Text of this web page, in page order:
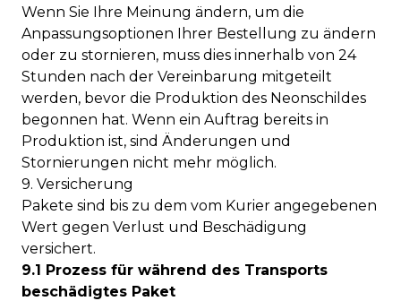
Wenn Sie Ihre Meinung ändern, um die
Anpassungsoptionen Ihrer Bestellung zu ändern
oder zu stornieren, muss dies innerhalb von 24
Stunden nach der Vereinbarung mitgeteilt
werden, bevor die Produktion des Neonschildes
begonnen hat. Wenn ein Auftrag bereits in
Produktion ist, sind Änderungen und
Stornierungen nicht mehr möglich.
9. Versicherung
Pakete sind bis zu dem vom Kurier angegebenen
Wert gegen Verlust und Beschädigung
versichert.
9.1 Prozess für während des Transports
beschädigtes Paket